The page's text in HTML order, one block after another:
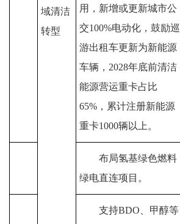
域清洁
转型
用，新增或更新城市公
交100%电动化，鼓励巡
游出租车更新为新能源
车辆 ， 2028年底前清洁
能源营运重卡占比
65% ，累计注册新能源
重卡1000辆以上。
布局氢基绿色燃料
绿电直连项目。
支持BDO
甲醇等